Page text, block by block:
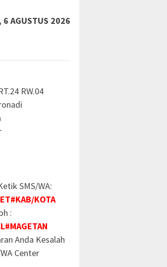
6 AGUSTUS 2026
RW.04
SMS/WA:
KOTA
:
Anda Kesalah
Center